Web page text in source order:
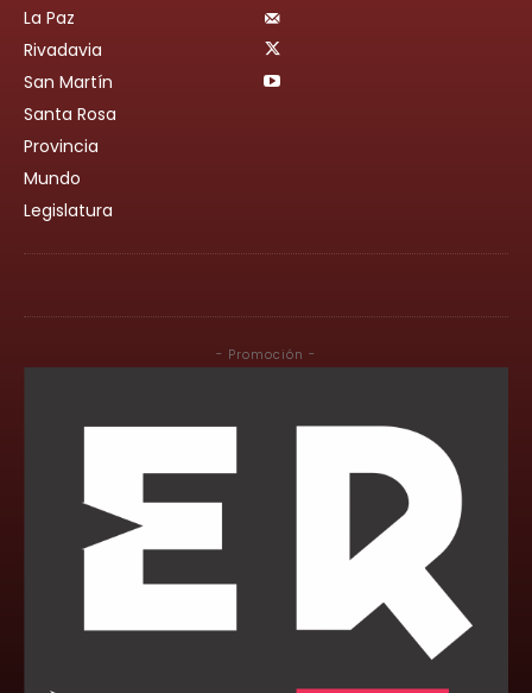
La Paz
Rivadavia
San Martín
Santa Rosa
Provincia
Mundo
Legislatura
- Promoción -